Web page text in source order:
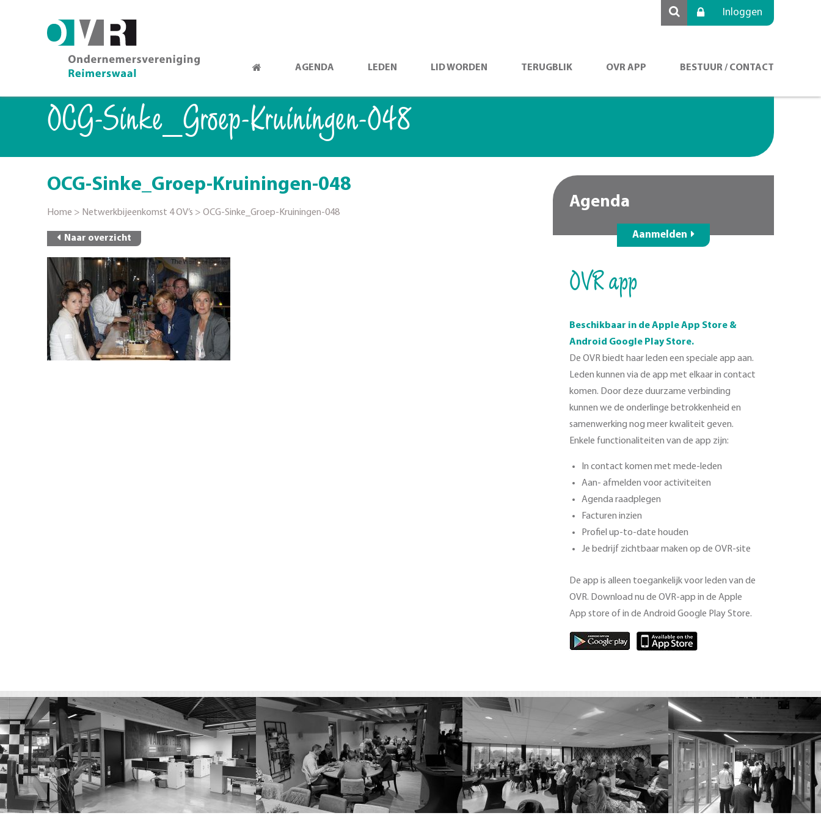
Inloggen
AGENDA LEDEN LID WORDEN TERUGBLIK OVR APP BESTUUR / CONTACT
OCG-Sinke_Groep-Kruiningen-048
OCG-Sinke_Groep-Kruiningen-048
Home > Netwerkbijeenkomst 4 OV’s > OCG-Sinke_Groep-Kruiningen-048
Naar overzicht
Agenda
Aanmelden
OVR app
Beschikbaar in de Apple App Store &
Android Google Play Store.
De OVR biedt haar leden een speciale app aan.
Leden kunnen via de app met elkaar in contact
komen. Door deze duurzame verbinding
kunnen we de onderlinge betrokkenheid en
samenwerking nog meer kwaliteit geven.
Enkele functionaliteiten van de app zijn:
In contact komen met mede-leden
Aan- afmelden voor activiteiten
Agenda raadplegen
Facturen inzien
Profiel up-to-date houden
Je bedrijf zichtbaar maken op de OVR-site
De app is alleen toegankelijk voor leden van de
OVR. Download nu de OVR-app in de Apple
App store of in de Android Google Play Store.